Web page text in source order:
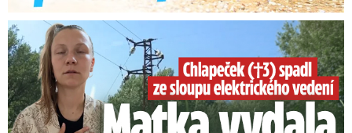
Smrtelný pád chlapce: Matka vydala vyjádření na 16 stran